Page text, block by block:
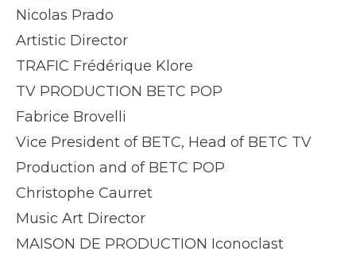
Nicolas Prado
Artistic Director
TRAFIC Frédérique Klore
TV PRODUCTION BETC POP
Fabrice Brovelli
Vice President of BETC, Head of BETC TV
Production and of BETC POP
Christophe Caurret
Music Art Director
MAISON DE PRODUCTION Iconoclast